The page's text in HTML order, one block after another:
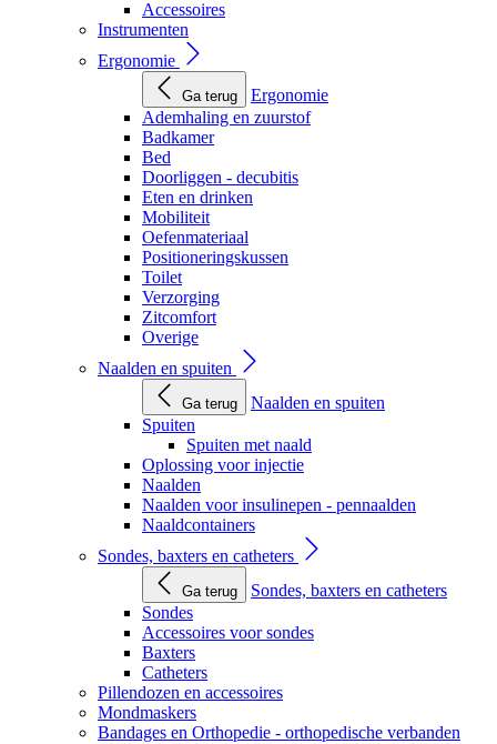
Accessoires
Instrumenten
Ergonomie
Ga terug
Ergonomie
Ademhaling en zuurstof
Badkamer
Bed
Doorliggen - decubitis
Eten en drinken
Mobiliteit
Oefenmateriaal
Positioneringskussen
Toilet
Verzorging
Zitcomfort
Overige
Naalden en spuiten
Ga terug
Naalden en spuiten
Spuiten
Spuiten met naald
Oplossing voor injectie
Naalden
Naalden voor insulinepen - pennaalden
Naaldcontainers
Sondes, baxters en catheters
Ga terug
Sondes, baxters en catheters
Sondes
Accessoires voor sondes
Baxters
Catheters
Pillendozen en accessoires
Mondmaskers
Bandages en Orthopedie - orthopedische verbanden